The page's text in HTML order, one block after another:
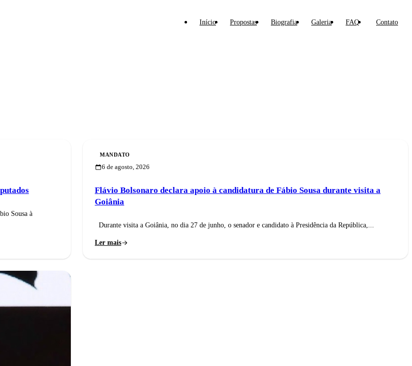
Início Propostas Biografia Galeria FAQ Contato
Sousa à
MANDATO
6 de agosto, 2026
Flávio Bolsonaro declara apoio à candidatura de Fábio Sousa durante visita a
Goiânia
Durante visita a Goiânia, no dia 27 de junho, o senador e candidato à Presidência da República,...
Ler mais